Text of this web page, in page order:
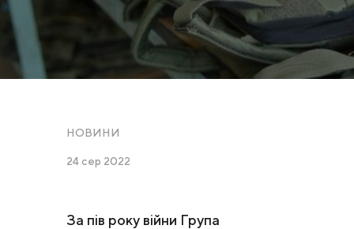
НОВИНИ
24 сер 2022
За пів року війни Група